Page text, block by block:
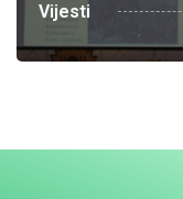
Vijesti